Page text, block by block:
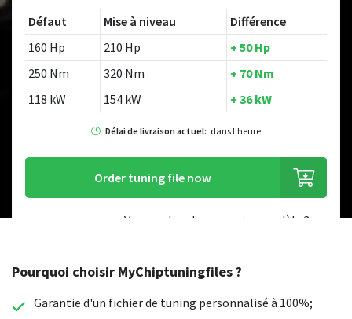
Défaut Mise à niveau
Différence
160 Hp
210 Hp
+ 50 Hp
250 Nm
320 Nm
+ 70 Nm
118 kW
154 kW + 36 kW
Délai de livraison actuel: dans l'heure
Order tuning file now
Vous recherchez un autre modèle ?
Pourquoi choisir MyChiptuningfiles ?
Garantie d'un fichier de tuning personnalisé à 100%;